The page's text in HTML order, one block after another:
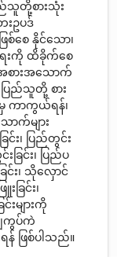
ည်သူတို့စားသုံး
းဥပဒ်
စ်စေ နိုင်သော၊
ေးကို ထိခိုက်စေ
စားအသောက်
ပြည်သူတို့ စား
မှ ကာကွယ်ရန်၊
ာက်များ
း၊ ပြည်တွင်း
ြင်း၊ ပြည်ပ
င်း၊ သိုလှောင်
ြူးခြင်း၊
င်းများကို
ကွပ်ကဲ
န် ဖြစ်ပါသည်။